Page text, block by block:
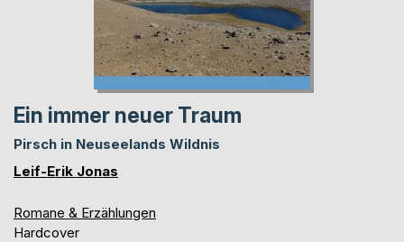
Ein immer neuer Traum
Pirsch in Neuseelands Wildnis
Leif-Erik Jonas
Romane & Erzählungen
Hardcover